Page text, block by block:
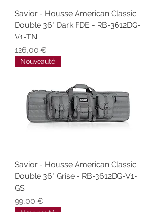
Savior - Housse American Classic
Double 36" Dark FDE - RB-3612DG-
V1-TN
Prix
126,00 €
Nouveauté
Savior - Housse American Classic
Double 36" Grise - RB-3612DG-V1-
GS
Prix
99,00 €